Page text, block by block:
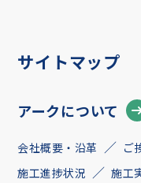
サイトマップ
アークについて
会社概要・沿革 ご
施工進捗状況
施工